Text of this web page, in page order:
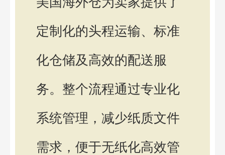
定制化的头程运输、标准
化仓储及高效的配送服
务。整个流程通过专业化
系统管理，减少纸质文件
需求，便于无纸化高效管